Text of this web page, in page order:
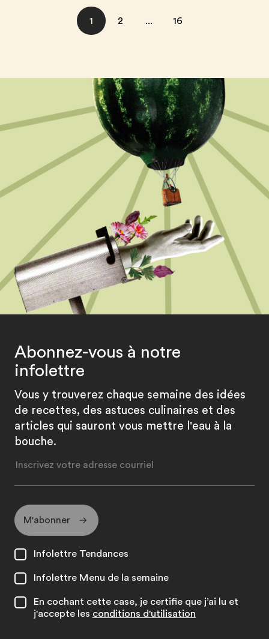
1 2 ... 16
Abonnez-vous à notre
infolettre
Vous y trouverez chaque semaine des idées
de recettes, des astuces culinaires et des
articles qui sauront vous mettre l'eau à la
bouche.
M'abonner
Infolettre Tendances
Infolettre Menu de la semaine
En cochant cette case, je certifie que j’ai lu et
j'accepte les conditions d'utilisation